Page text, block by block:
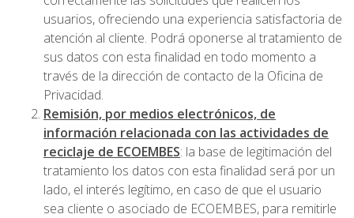
usuarios, ofreciendo una experiencia satisfactoria de
atención al cliente. Podrá oponerse al tratamiento de
sus datos con esta finalidad en todo momento a
través de la dirección de contacto de la Oficina de
Privacidad.
Remisión, por medios electrónicos, de
información relacionada con las actividades de
reciclaje de ECOEMBES: la base de legitimación del
tratamiento los datos con esta finalidad será por un
lado, el interés legítimo, en caso de que el usuario
sea cliente o asociado de ECOEMBES, para remitirle